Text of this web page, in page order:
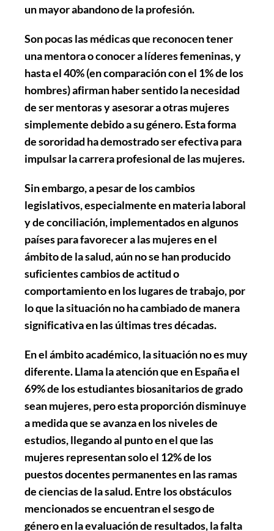
un mayor abandono de la profesión.
Son pocas las médicas que reconocen tener
una mentora o conocer a líderes femeninas, y
hasta el 40% (en comparación con el 1% de los
hombres) afirman haber sentido la necesidad
de ser mentoras y asesorar a otras mujeres
simplemente debido a su género. Esta forma
de sororidad ha demostrado ser efectiva para
impulsar la carrera profesional de las mujeres.
Sin embargo, a pesar de los cambios
legislativos, especialmente en materia laboral
y de conciliación, implementados en algunos
países para favorecer a las mujeres en el
ámbito de la salud, aún no se han producido
suficientes cambios de actitud o
comportamiento en los lugares de trabajo, por
lo que la situación no ha cambiado de manera
significativa en las últimas tres décadas.
En el ámbito académico, la situación no es muy
diferente. Llama la atención que en España el
69% de los estudiantes biosanitarios de grado
sean mujeres, pero esta proporción disminuye
a medida que se avanza en los niveles de
estudios, llegando al punto en el que las
mujeres representan solo el 12% de los
puestos docentes permanentes en las ramas
de ciencias de la salud. Entre los obstáculos
mencionados se encuentran el sesgo de
género en la evaluación de resultados, la falta